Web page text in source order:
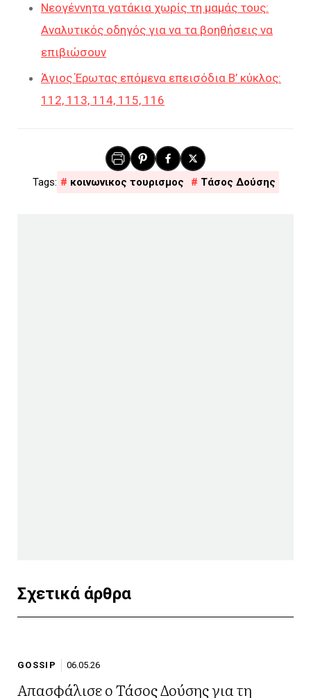
Νεογέννητα γατάκια χωρίς τη μαμάς τους:
Αναλυτικός οδηγός για να τα βοηθήσεις να
επιβιώσουν
Άγιος Έρωτας επόμενα επεισόδια Β’ κύκλος:
112, 113, 114, 115, 116
κοινωνικος τουρισμος Τάσος Δούσης
Σχετικά άρθρα
GOSSIP 06.05.26
Απασφάλισε ο Τάσος Δούσης για τη